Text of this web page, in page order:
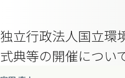
独立行政法人国立環
式典等の開催につい